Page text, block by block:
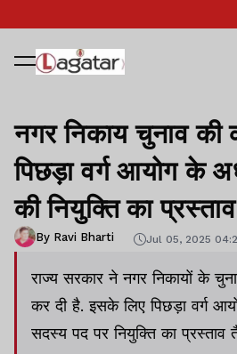
नगर निकाय चुनाव
पिछड़ा वर्ग आयोग के
की नियुक्ति का
By Ravi Bharti Jul 05, 2025
राज्य सरकार ने नगर निकायों के
कर दी है. इसके लिए पिछड़ा वर्ग
सदस्य पद पर नियुक्ति का प्रस्ताव